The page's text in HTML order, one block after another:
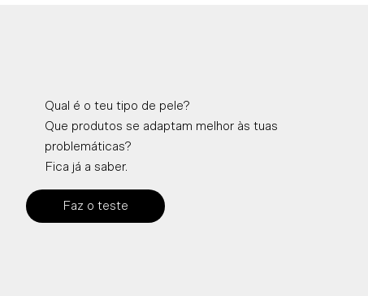
Qual é o teu tipo de pele?
Que produtos se adaptam melhor às tuas
problemáticas?
Fica já a saber.
Faz o teste